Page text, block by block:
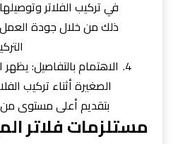
في تركيب الفلاتر
ذلك من خلال جودة العمل
الاهتمام بالتفاصيل:
الصغيرة أثناء تركيب
بتقديم أعلى مستوى من
مستلزمات فلاتر